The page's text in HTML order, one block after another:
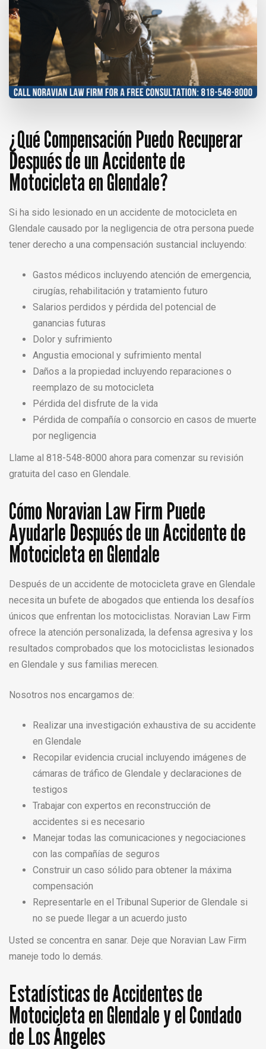
¿Qué Compensación Puedo Recuperar
Después de un Accidente de
Motocicleta en Glendale?
Si ha sido lesionado en un accidente de motocicleta en
Glendale causado por la negligencia de otra persona puede
tener derecho a una compensación sustancial incluyendo:
Gastos médicos incluyendo atención de emergencia,
cirugías, rehabilitación y tratamiento futuro
Salarios perdidos y pérdida del potencial de
ganancias futuras
Dolor y sufrimiento
Angustia emocional y sufrimiento mental
Daños a la propiedad incluyendo reparaciones o
reemplazo de su motocicleta
Pérdida del disfrute de la vida
Pérdida de compañía o consorcio en casos de muerte
por negligencia
Llame al 818-548-8000 ahora para comenzar su revisión
gratuita del caso en Glendale.
Cómo Noravian Law Firm Puede
Ayudarle Después de un Accidente de
Motocicleta en Glendale
Después de un accidente de motocicleta grave en Glendale
necesita un bufete de abogados que entienda los desafíos
únicos que enfrentan los motociclistas. Noravian Law Firm
ofrece la atención personalizada, la defensa agresiva y los
resultados comprobados que los motociclistas lesionados
en Glendale y sus familias merecen.
Nosotros nos encargamos de:
Realizar una investigación exhaustiva de su accidente
en Glendale
Recopilar evidencia crucial incluyendo imágenes de
cámaras de tráfico de Glendale y declaraciones de
testigos
Trabajar con expertos en reconstrucción de
accidentes si es necesario
Manejar todas las comunicaciones y negociaciones
con las compañías de seguros
Construir un caso sólido para obtener la máxima
compensación
Representarle en el Tribunal Superior de Glendale si
no se puede llegar a un acuerdo justo
Usted se concentra en sanar. Deje que Noravian Law Firm
maneje todo lo demás.
Estadísticas de Accidentes de
Motocicleta en Glendale y el Condado
de Los Ángeles